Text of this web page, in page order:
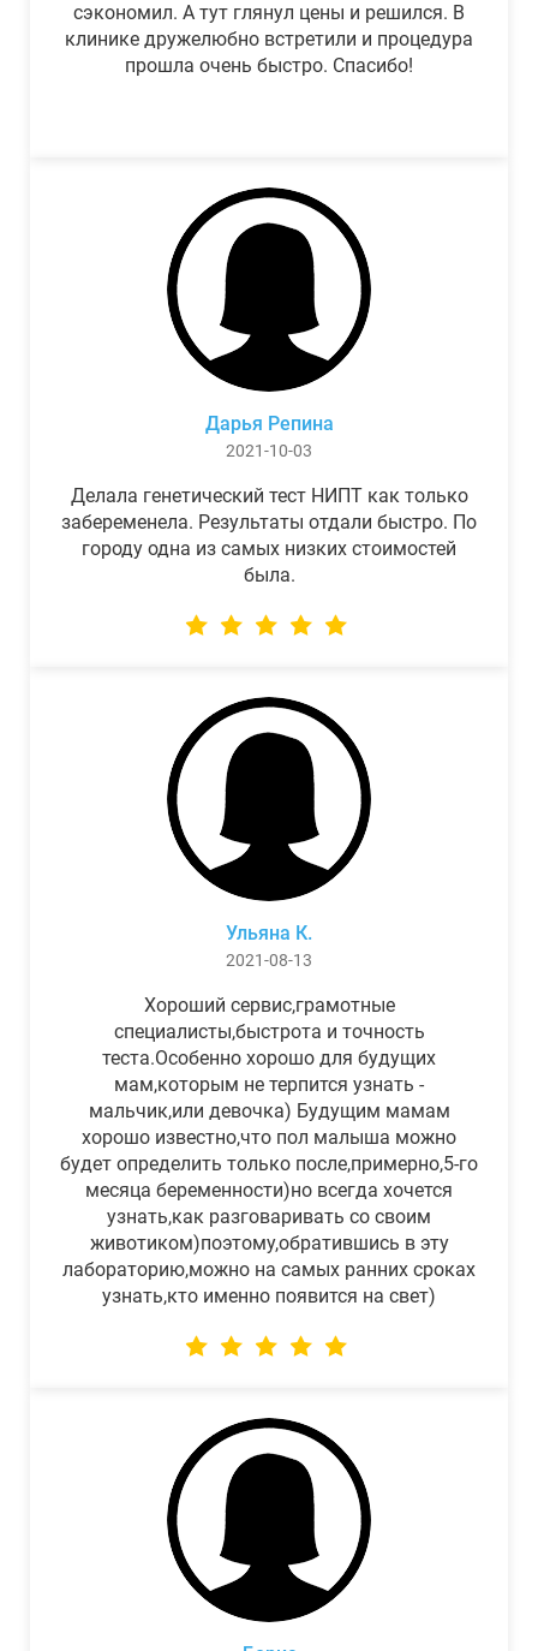
сэкономил. А тут глянул цены и решился. В
клинике дружелюбно встретили и процедура
прошла очень быстро. Спасибо!
Дарья Репина
2021-10-03
Делала генетический тест НИПТ как только
забеременела. Результаты отдали быстро. По
городу одна из самых низких стоимостей
была.
Ульяна К.
2021-08-13
Хороший сервис,грамотные
специалисты,быстрота и точность
теста.Особенно хорошо для будущих
мам,которым не терпится узнать -
мальчик,или девочка) Будущим мамам
хорошо известно,что пол малыша можно
будет определить только после,примерно,5-го
месяца беременности)но всегда хочется
узнать,как разговаривать со своим
животиком)поэтому,обратившись в эту
лабораторию,можно на самых ранних сроках
узнать,кто именно появится на свет)